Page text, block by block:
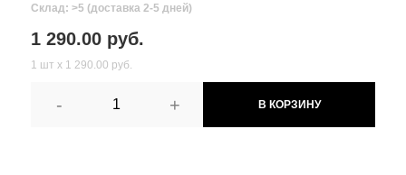
Склад: >5 (доставка 2-5 дней)
1 290.00 руб.
1 шт х 1 290.00 руб.
- + В КОРЗИНУ